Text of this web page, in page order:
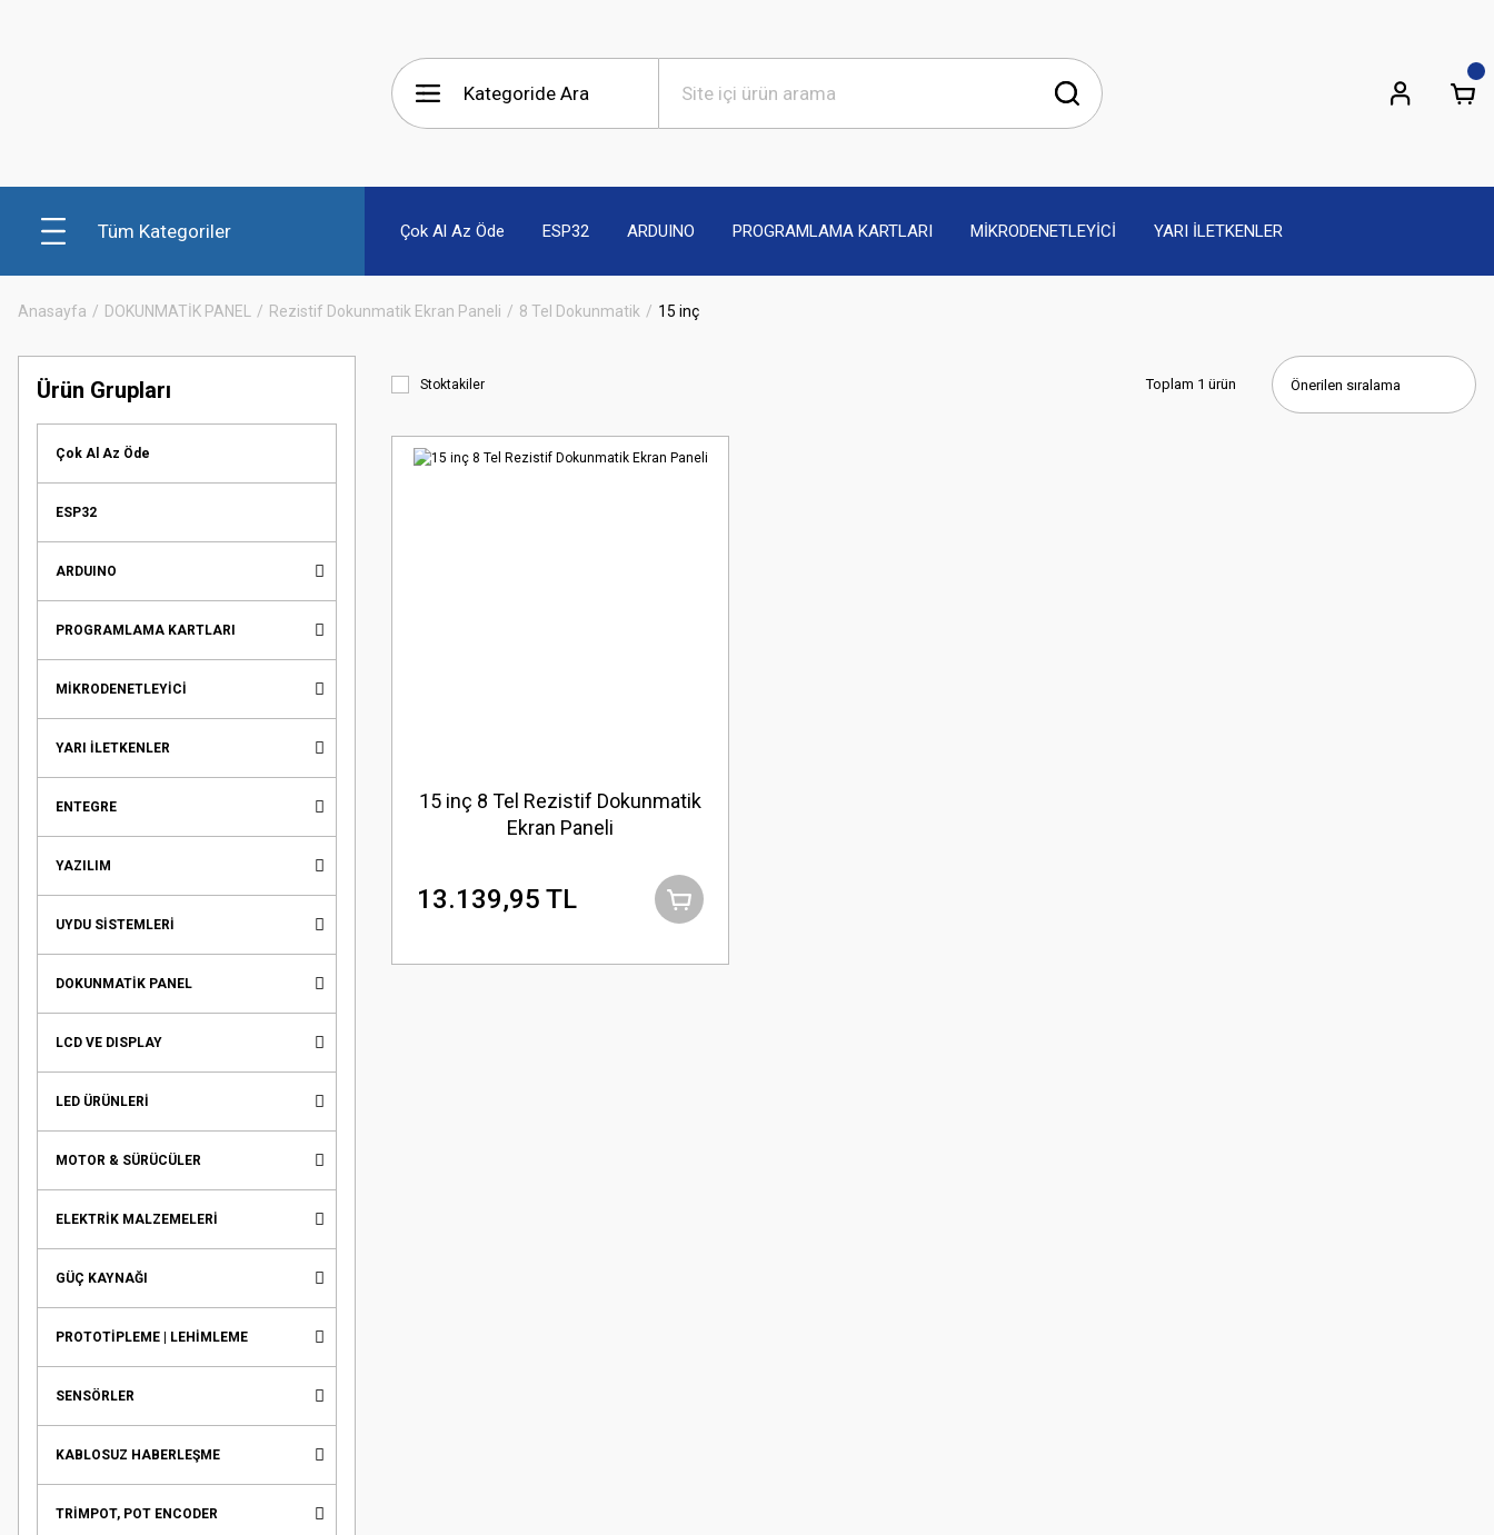
Tüm Kategoriler Çok Al Az Öde ESP32 ARDUINO PROGRAMLAMA KARTLARI MİKRODENETLEYİCİ YARI İLETKENLER
Anasayfa DOKUNMATİK PANEL Rezistif Dokunmatik Ekran Paneli 8 Tel Dokunmatik 15 inç
Ürün Grupları
Çok Al Az Öde
ESP32
ARDUINO
PROGRAMLAMA KARTLARI
MİKRODENETLEYİCİ
YARI İLETKENLER
ENTEGRE
YAZILIM
UYDU SİSTEMLERİ
DOKUNMATİK PANEL
LCD VE DISPLAY
LED ÜRÜNLERİ
MOTOR & SÜRÜCÜLER
ELEKTRİK MALZEMELERİ
GÜÇ KAYNAĞI
PROTOTİPLEME | LEHİMLEME
SENSÖRLER
KABLOSUZ HABERLEŞME
TRİMPOT, POT ENCODER
Stoktakiler Toplam 1 ürün
15 inç 8 Tel Rezistif Dokunmatik
Ekran Paneli
13.139,95 TL